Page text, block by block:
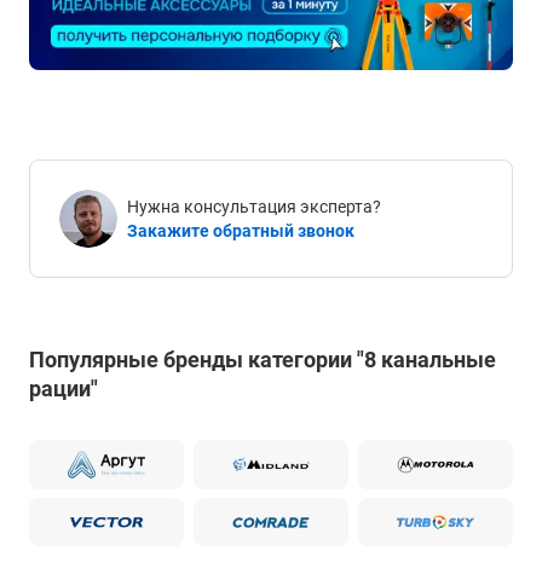
Нужна консультация эксперта?
Закажите обратный звонок
Популярные бренды категории "8 канальные
рации"